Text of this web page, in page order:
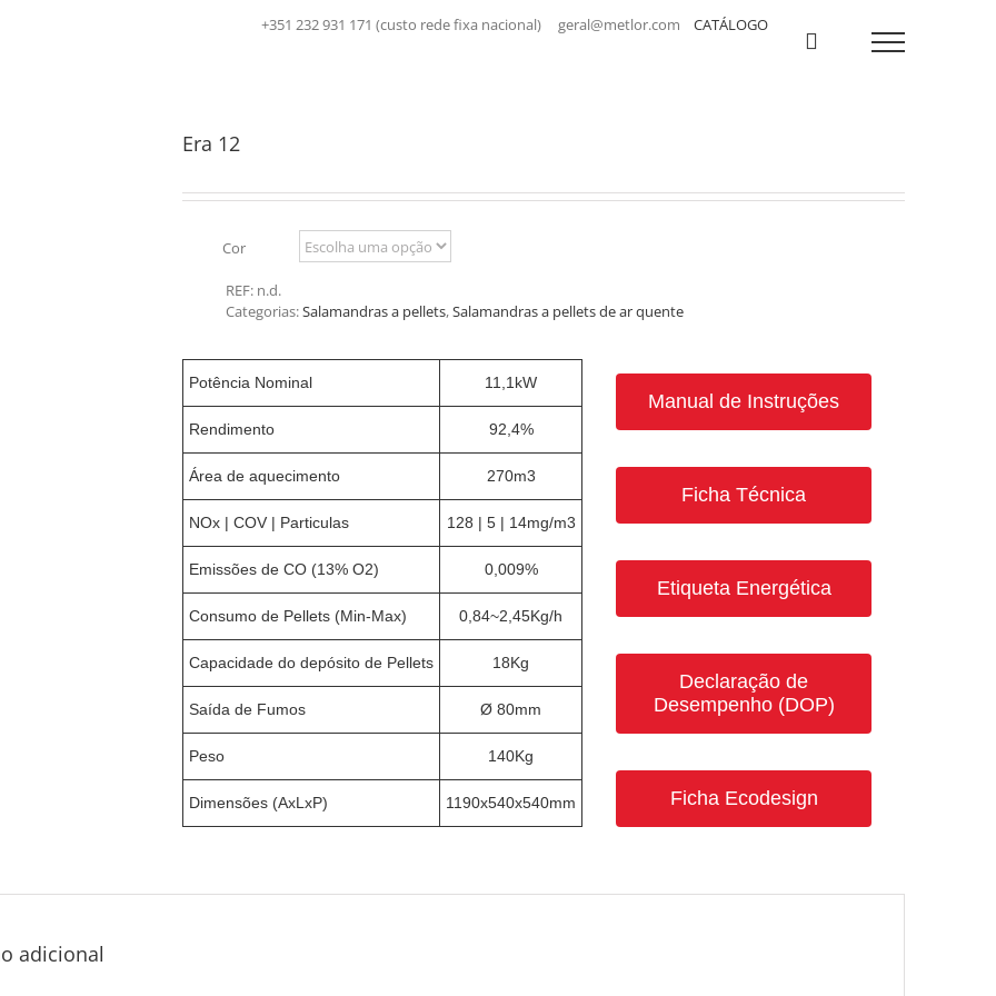
+351 232 931 171 (custo rede fixa nacional) geral@metlor.com CATÁLOGO
Era 12
Potência Nominal 11,1kW
Rendimento 92,4%
Área de aquecimento 270m3
NOx | COV | Particulas 128 | 5 | 14mg/m3
Emissões de CO (13% O2) 0,009%
Consumo de Pellets (Min-Max) 0,84~2,45Kg/h
Capacidade do depósito de Pellets 18Kg
Saída de Fumos Ø 80mm
Peso 140Kg
Dimensões (AxLxP) 1190x540x540mm
Manual de Instruções
Ficha Técnica
Etiqueta Energética
Declaração de
Desempenho (DOP)
Ficha Ecodesign
Cor
REF: n.d.
Categorias:Salamandras a pellets,Salamandras a pellets de ar quente
adicional